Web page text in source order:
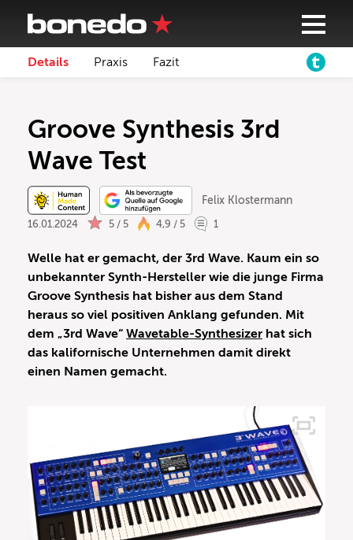
Details Praxis Fazit
Groove Synthesis 3rd
Wave Test
Felix Klostermann
16.01.2024 5 / 5 4,9 / 5 1
Welle hat er gemacht, der 3rd Wave. Kaum ein so
unbekannter Synth-Hersteller wie die junge Firma
Groove Synthesis hat bisher aus dem Stand
heraus so viel positiven Anklang gefunden. Mit
dem „3rd Wave“ Wavetable-Synthesizer hat sich
das kalifornische Unternehmen damit direkt
einen Namen gemacht.